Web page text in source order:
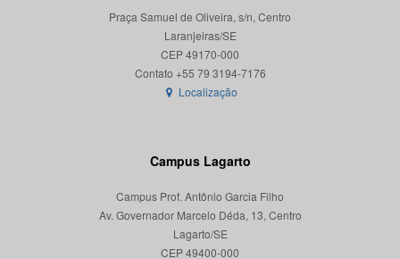
Praça Samuel de Oliveira, s/n, Centro
Laranjeiras/SE
CEP 49170-000
Localização
Campus Lagarto
Campus Prof. Antônio Garcia Filho
Av. Governador Marcelo Déda, 13, Centro
Lagarto/SE
CEP 49400-000